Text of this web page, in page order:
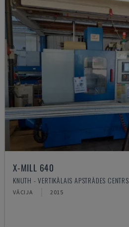
X-MILL 640
KNUTH - VERTIKĀLAIS APSTRĀDES CENTRS
VĀCIJA 2015